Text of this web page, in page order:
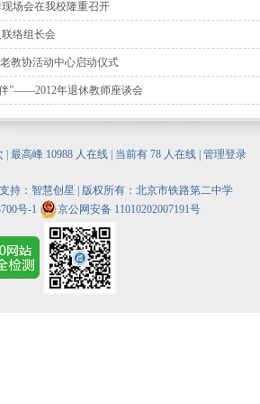
场会在我校隆重召开
络组长会
教协活动中心启动仪式
”——2012年退休教师座谈会
| 最高峰 10988人在线 | 当前有 78人在线 | 管理登录
持： 智慧创星 | 版权所有：北京市铁路第二中学
号-1
京公网安备 11010202007191号